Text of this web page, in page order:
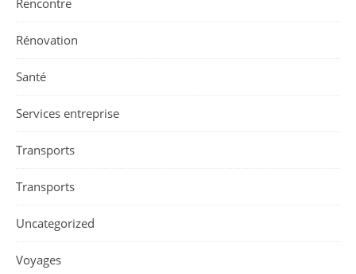
Rénovation
Santé
Services entreprise
Transports
Transports
Uncategorized
Voyages